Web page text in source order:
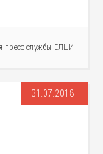
пресс-службы ЕЛЦИ
31.07.2018